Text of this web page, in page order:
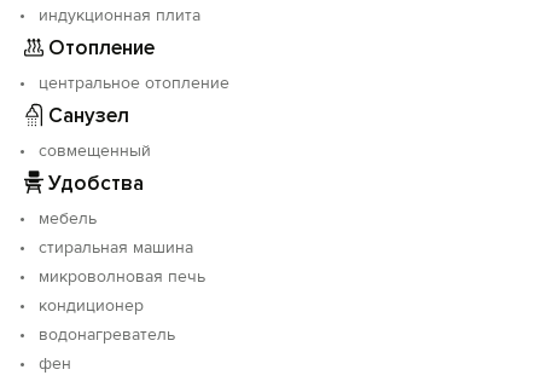
Страховой депозит при заезде 3000 руб.,
возвращается при отъезде (вынужденная мера
индукционная плита
Отопление
центральное отопление
Санузел
совмещенный
Удобства
мебель
стиральная машина
микроволновая печь
кондиционер
водонагреватель
фен